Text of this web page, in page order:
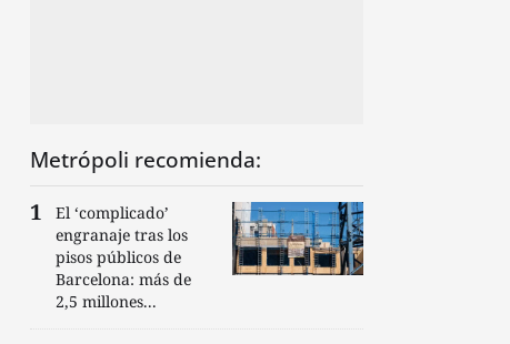
Metrópoli recomienda:
El ‘complicado’
engranaje tras los
pisos públicos de
Barcelona: más de
2,5 millones...